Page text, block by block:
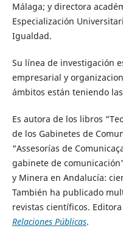
Málaga; y directora
Especialización
Igualdad.
Su línea de investigación
empresarial y
ámbitos están teniendo
Es autora de los libros
de los Gabinetes de
“Assesorías de
gabinete de
y Minera en Andalucía:
También ha publicado
revistas científicos.
Relaciones Públicas.